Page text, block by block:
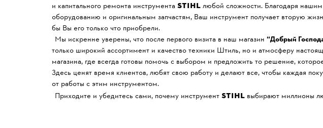
и капитального ремонта инструмента STIHL любой сложности. Благодаря
оборудованию и оригинальным запчастям, Ваш инструмент получает вторую
бы Вы его только что приобрели.
Мы искренне уверены, что после первого визита в наш магазин “Добрый
только широкий ассортимент и качество техники Штиль, но и атмосферу
магазина, где всегда готовы помочь с выбором и предложить то решение,
Здесь ценят время клиентов, любят свою работу и делают все, чтобы каждая
от работы с этим инструментом.
Приходите и убедитесь сами, почему инструмент STIHL выбирают миллионы